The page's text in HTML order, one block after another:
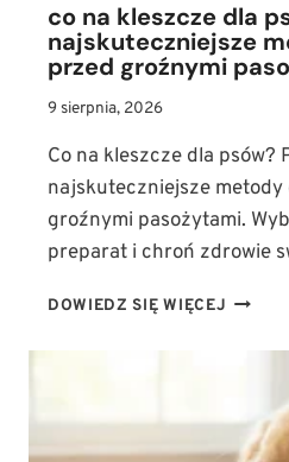
co na kleszcze dla
najskuteczniejsze
przed groźnymi
9 sierpnia, 2026
Co na kleszcze dla psów?
najskuteczniejsze
groźnymi pasożytami.
preparat i chroń zdrowie
DOWIEDZ SIĘ WIĘCEJ CO
METODY